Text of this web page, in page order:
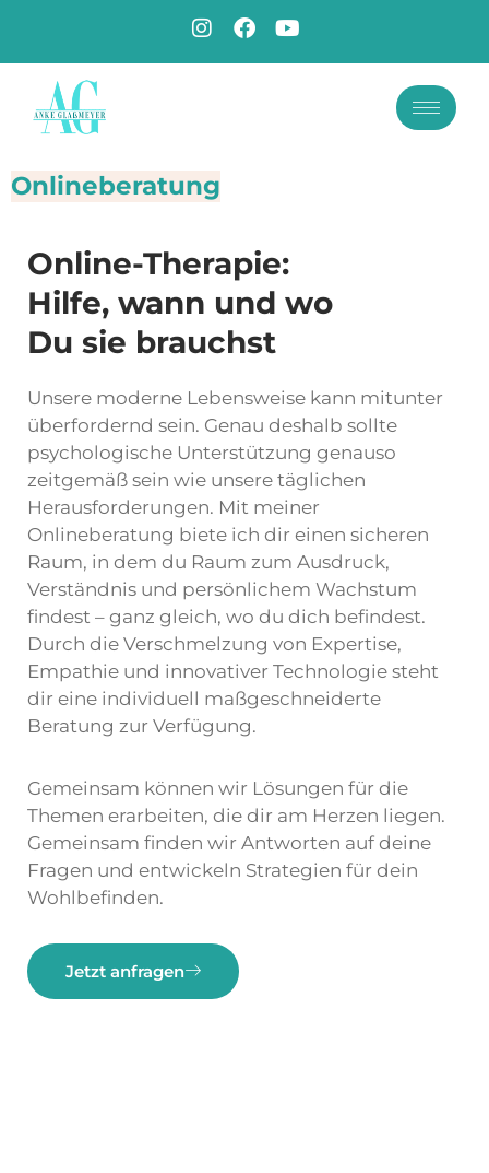
Onlineberatung
Online-Therapie:
Hilfe, wann und wo
Du sie brauchst
Unsere moderne Lebensweise kann mitunter
überfordernd sein. Genau deshalb sollte
psychologische Unterstützung genauso
zeitgemäß sein wie unsere täglichen
Herausforderungen. Mit meiner
Onlineberatung biete ich dir einen sicheren
Raum, in dem du Raum zum Ausdruck,
Verständnis und persönlichem Wachstum
findest – ganz gleich, wo du dich befindest.
Durch die Verschmelzung von Expertise,
Empathie und innovativer Technologie steht
dir eine individuell maßgeschneiderte
Beratung zur Verfügung.
Gemeinsam können wir Lösungen für die
Themen erarbeiten, die dir am Herzen liegen.
Gemeinsam finden wir Antworten auf deine
Fragen und entwickeln Strategien für dein
Wohlbefinden.
Jetzt anfragen